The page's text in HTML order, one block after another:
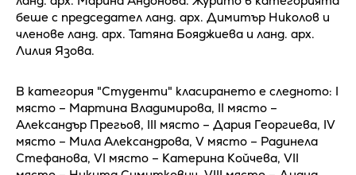
беше с председател ланд. арх. Димитър Николов и
членове ланд. арх. Татяна Бояджиева и ланд. арх.
Лилия Язова.
В категория "Студенти" класирането е следното: I
място – Мартина Владимирова, II място –
Александър Прегьов, III място – Дария Георгиева, IV
място – Мила Александрова, V място – Радинела
Стефанова, VI място – Катерина Койчева, VII